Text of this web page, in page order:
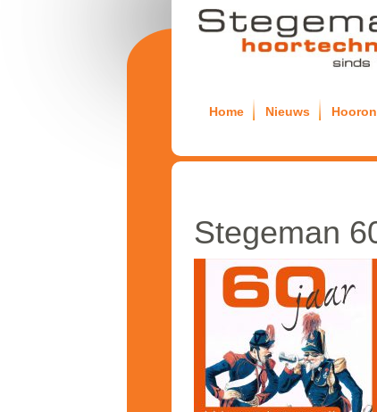
Home Nieuws
Stegeman